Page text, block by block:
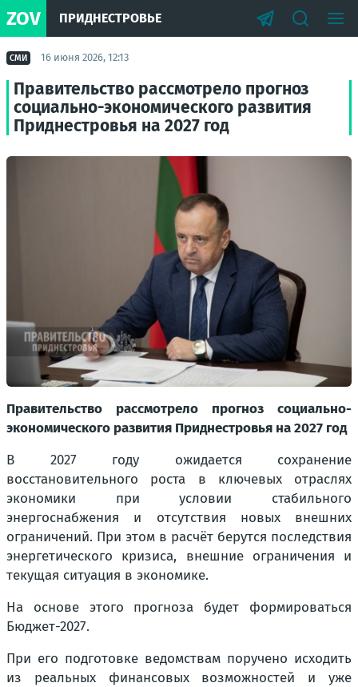
ZOV ПРИДНЕСТРОВЬЕ
СМИ 16 июня 2026, 12:13
Правительство рассмотрело прогноз
социально-экономического развития
Приднестровья на 2027 год
Правительство рассмотрело прогноз социально-
экономического развития Приднестровья на 2027 год
В 2027 году ожидается сохранение
восстановительного роста в ключевых отраслях
экономики при условии стабильного
энергоснабжения и отсутствия новых внешних
ограничений. При этом в расчёт берутся последствия
энергетического кризиса, внешние ограничения и
текущая ситуация в экономике.
На основе этого прогноза будет формироваться
Бюджет-2027.
При его подготовке ведомствам поручено исходить
из реальных финансовых возможностей и уже